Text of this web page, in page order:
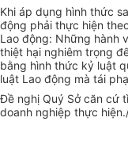
Khi áp dụng hình thức
động phải thực hiện
Lao động: Những hành
thiệt hại nghiêm trọng
bằng hình thức kỷ luật
luật Lao động mà tái
Đề nghị Quý Sở căn cứ
doanh nghiệp thực